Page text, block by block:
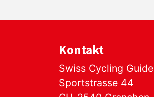
Kontakt
Swiss Cycling Guide
Sportstrasse 44